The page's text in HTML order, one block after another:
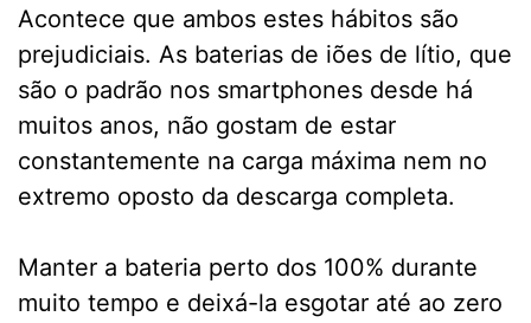
Acontece que ambos estes hábitos são
prejudiciais. As baterias de iões de lítio, que
são o padrão nos smartphones desde há
muitos anos, não gostam de estar
constantemente na carga máxima nem no
extremo oposto da descarga completa.
Manter a bateria perto dos 100% durante
muito tempo e deixá-la esgotar até ao zero